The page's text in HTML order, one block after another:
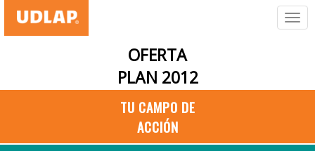
OFERTA
PLAN 2012
TU CAMPO DE
ACCIÓN